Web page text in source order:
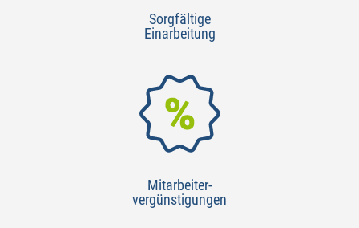
Sorgfältige
Einarbeitung
Mitarbeiter-
vergünstigungen